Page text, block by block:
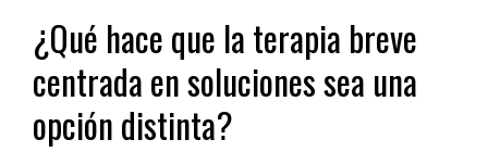
¿Qué hace que la terapia breve
centrada en soluciones sea una
opción distinta?